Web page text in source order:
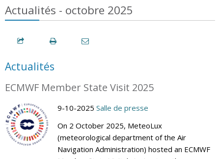
Actualités - octobre 2025
Actualités
ECMWF Member State Visit 2025
9-10-2025 Salle de presse
On 2 October 2025, MeteoLux
(meteorological department of the Air
Navigation Administration) hosted an ECMWF